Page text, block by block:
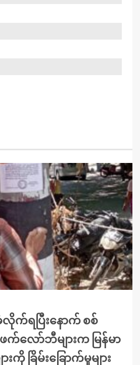
လိုက်ရပြီးနောက် စစ်
က်လော်ဘီများက မြန်မာ
ကို ခြိမ်းခြောက်မှုများ